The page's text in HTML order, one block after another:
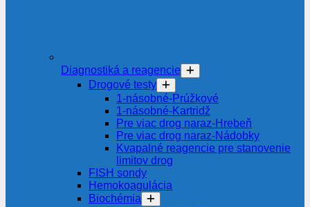
Diagnostiká a reagencie
Drogové testy
1-násobné-Prúžkové
1-násobné-Kartridž
Pre viac drog naraz-Hrebeň
Pre viac drog naraz-Nádobky
Kvapalné reagencie pre stanovenie
limitov drog
FISH sondy
Hemokoagulácia
Biochémia